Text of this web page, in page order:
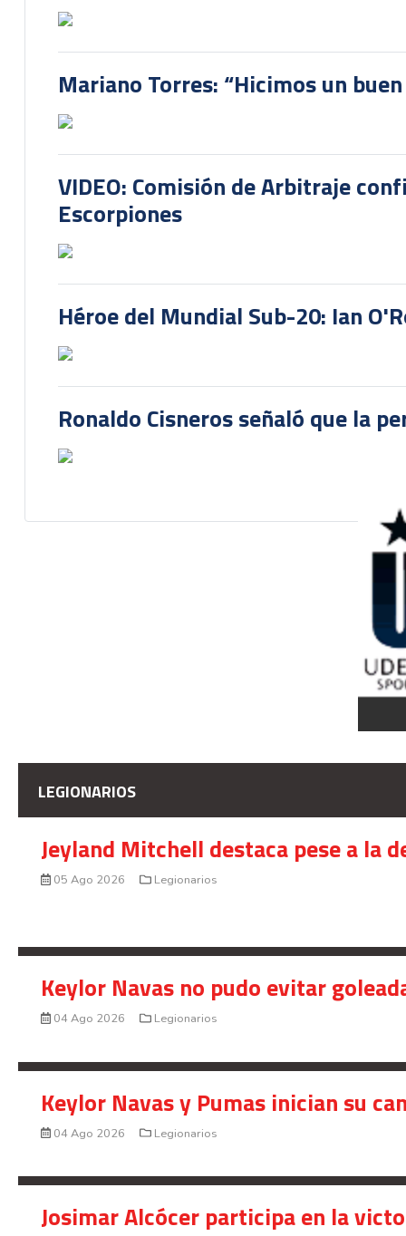
Mariano Torres: “Hicimos un
VIDEO: Comisión de Arbitraje
Escorpiones
Héroe del Mundial Sub-20: Ian
Ronaldo Cisneros señaló que la
LEGIONARIOS
Jeyland Mitchell destaca pese a la
05 Ago 2026 Legionarios
Keylor Navas no pudo evitar
04 Ago 2026 Legionarios
Keylor Navas y Pumas inician su
04 Ago 2026 Legionarios
Josimar Alcócer participa en la